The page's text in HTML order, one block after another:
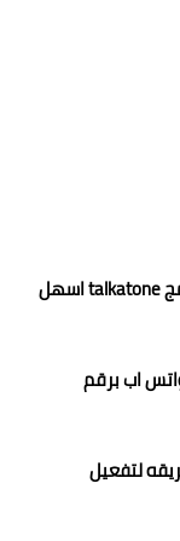
طريقه عمل رقم امريكي تحديث جديد لي برنامج talkatone اسهل
اب برقم